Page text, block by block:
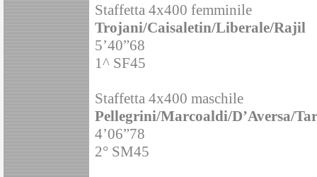
Staffetta 4x400 femminile
Trojani/Caisaletin/Liberale/Rajil
5’40”68
1^ SF45
Staffetta 4x400 maschile
Pellegrini/Marcoaldi/D’Aversa/
4’06”78
2° SM45